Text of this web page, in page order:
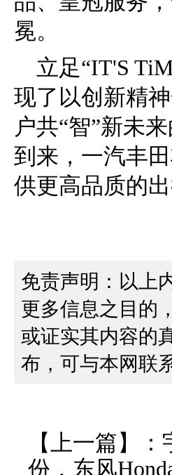
冕。
立足“IT'S
现了以创新精
户共“智”新未
到来，一汽丰
供更高品质的
免责声明：以上
更多信息之目的
或证实其内容的
布，可与本网联
【上一篇】：
份，东风